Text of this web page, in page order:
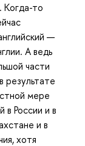
Когда-то
—
А ведь
части
результате
мере
в России и в
и в
хотя